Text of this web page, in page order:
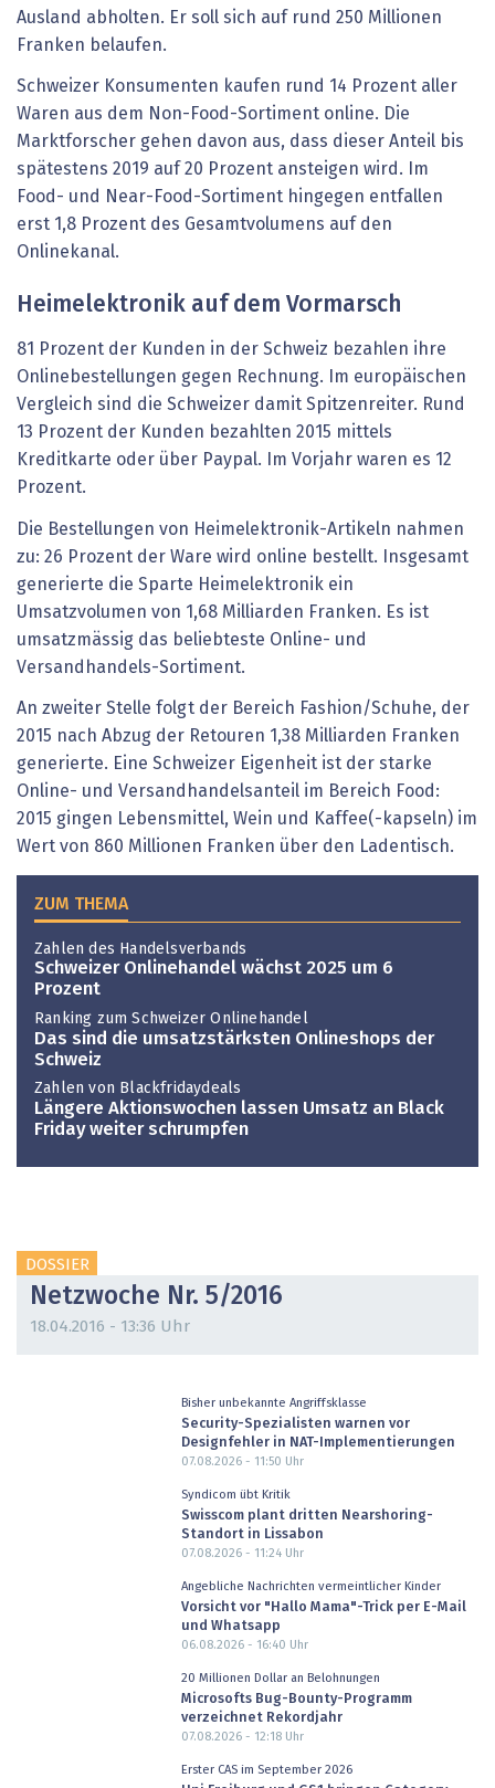
Ausland abholten. Er soll sich auf rund 250 Millionen
Franken belaufen.
Schweizer Konsumenten kaufen rund 14 Prozent aller
Waren aus dem Non-Food-Sortiment online. Die
Marktforscher gehen davon aus, dass dieser Anteil bis
spätestens 2019 auf 20 Prozent ansteigen wird. Im
Food- und Near-Food-Sortiment hingegen entfallen
erst 1,8 Prozent des Gesamtvolumens auf den
Onlinekanal.
Heimelektronik auf dem Vormarsch
81 Prozent der Kunden in der Schweiz bezahlen ihre
Onlinebestellungen gegen Rechnung. Im europäischen
Vergleich sind die Schweizer damit Spitzenreiter. Rund
13 Prozent der Kunden bezahlten 2015 mittels
Kreditkarte oder über Paypal. Im Vorjahr waren es 12
Prozent.
Die Bestellungen von Heimelektronik-Artikeln nahmen
zu: 26 Prozent der Ware wird online bestellt. Insgesamt
generierte die Sparte Heimelektronik ein
Umsatzvolumen von 1,68 Milliarden Franken. Es ist
umsatzmässig das beliebteste Online- und
Versandhandels-Sortiment.
An zweiter Stelle folgt der Bereich Fashion/Schuhe, der
2015 nach Abzug der Retouren 1,38 Milliarden Franken
generierte. Eine Schweizer Eigenheit ist der starke
Online- und Versandhandelsanteil im Bereich Food:
2015 gingen Lebensmittel, Wein und Kaffee(-kapseln) im
Wert von 860 Millionen Franken über den Ladentisch.
ZUM THEMA
Zahlen des Handelsverbands
Schweizer Onlinehandel wächst 2025 um 6
Prozent
Ranking zum Schweizer Onlinehandel
Das sind die umsatzstärksten Onlineshops der
Schweiz
Zahlen von Blackfridaydeals
Längere Aktionswochen lassen Umsatz an Black
Friday weiter schrumpfen
DOSSIER
Netzwoche Nr. 5/2016
18.04.2016 - 13:36 Uhr
Bisher unbekannte Angriffsklasse
Security-Spezialisten warnen vor
Designfehler in NAT-Implementierungen
07.08.2026 - 11:50 Uhr
Syndicom übt Kritik
Swisscom plant dritten Nearshoring-
Standort in Lissabon
07.08.2026 - 11:24Uhr
Angebliche Nachrichten vermeintlicher Kinder
Vorsicht vor "Hallo Mama"-Trick per E-Mail
und Whatsapp
06.08.2026 - 16:40 Uhr
20 Millionen Dollar an Belohnungen
Microsofts Bug-Bounty-Programm
verzeichnet Rekordjahr
07.08.2026 - 12:18Uhr
Erster CAS im September 2026